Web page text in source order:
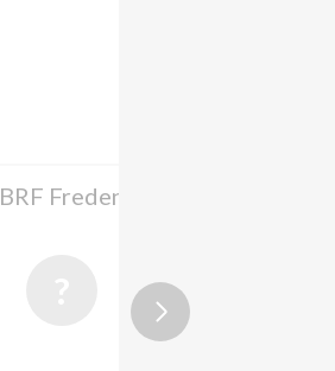
BRF Freden